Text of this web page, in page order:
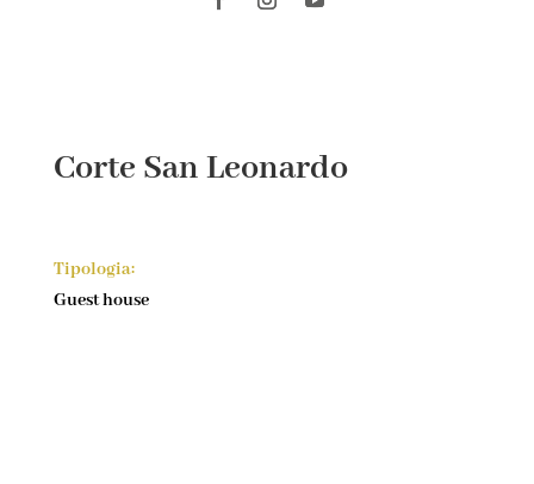
Corte San Leonardo
Tipologia:
Guest house